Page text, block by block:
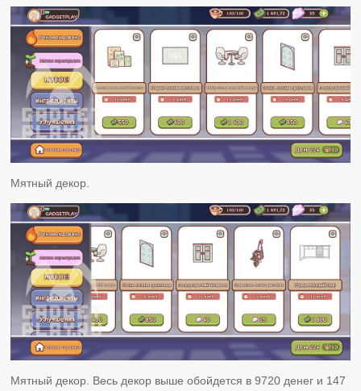
Мятный декор.
Мятный декор. Весь декор выше обойдется в 9720 денег и 147